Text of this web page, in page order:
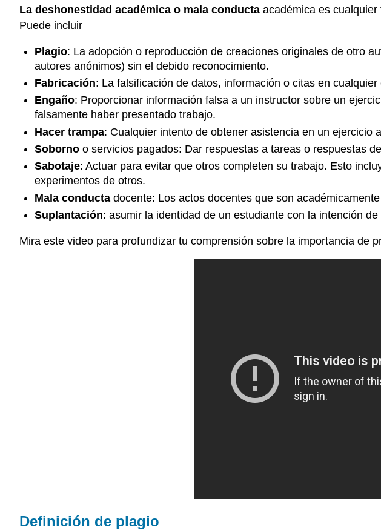
La deshonestidad académica o mala conducta académica es
Puede incluir
Plagio: La adopción o reproducción de creaciones originales de otro
autores anónimos) sin el debido reconocimiento.
Fabricación: La falsificación de datos, información o citas en
Engaño: Proporcionar información falsa a un instructor sobre un
falsamente haber presentado trabajo.
Hacer trampa: Cualquier intento de obtener asistencia en un ejercicio
Sobornoo servicios pagados: Dar respuestas a tareas o respuestas
Sabotaje: Actuar para evitar que otros completen su trabajo. Esto
experimentos de otros.
Mala conductadocente: Los actos docentes que son
Suplantación: asumir la identidad de un estudiante con la intención
Mira este video para profundizar tu comprensión sobre la importancia de
Definición de plagio